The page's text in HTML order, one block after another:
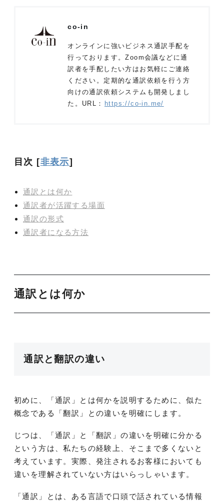
co-in
オンラインに強いビジネス通訳手配を
行っております。Zoom会議などに通
訳者を手配したい方はお気軽にご連絡
ください。定期的な通訳依頼を行う方
向けの通訳依頼システムも開発しまし
た。URL：
https://co-in.me/
目次 [非表示]
通訳とは何か
通訳者が活躍する場面
通訳の形式
通訳者になる方法
通訳とは何か
通訳と翻訳の違い
初めに、「通訳」とは何かを説明するために、似た
概念である「翻訳」との違いを明確にします。
じつは、「通訳」と「翻訳」の違いを明確に分かる
という方は、私たちの経験上、そこまで多くないと
考えています。実際、発注されるお客様においても
違いを理解されていない方はいらっしゃいます。
「通訳」とは、ある言語で口頭で話されている情報